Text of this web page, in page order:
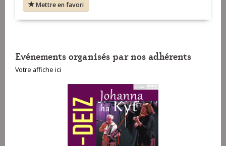
Mettre en favori
Evénements organisés par nos adhérents
Votre affiche ici